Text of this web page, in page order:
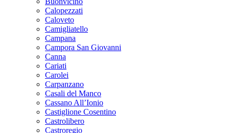
Calopezzati
Caloveto
Camigliatello
Campana
Campora San Giovanni
Canna
Cariati
Carolei
Carpanzano
Casali del Manco
Cassano All’Ionio
Castiglione Cosentino
Castrolibero
Castroregio